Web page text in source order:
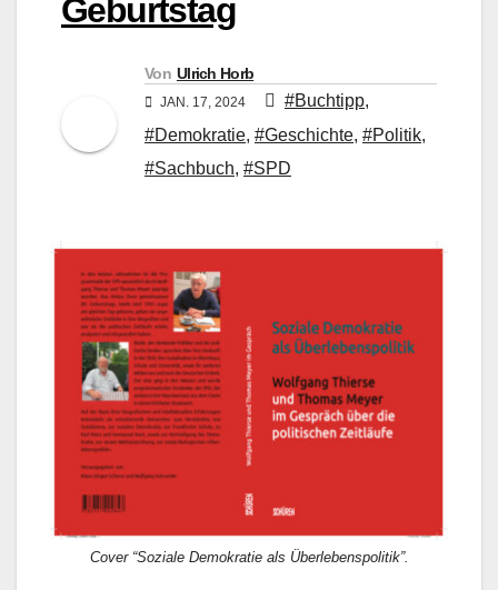
Geburtstag
Von Ulrich Horb
JAN. 17, 2024 #Buchtipp,
#Demokratie, #Geschichte, #Politik,
#Sachbuch, #SPD
Cover “Soziale Demokratie als Überlebenspolitik”.